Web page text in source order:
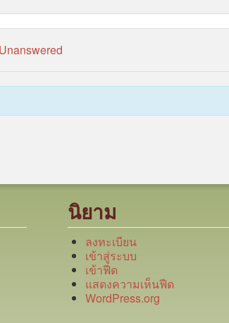
Unanswered
นิยาม
ลงทะเบียน
เข้าสู่ระบบ
เข้าฟีด
แสดงความเห็นฟีด
WordPress.org